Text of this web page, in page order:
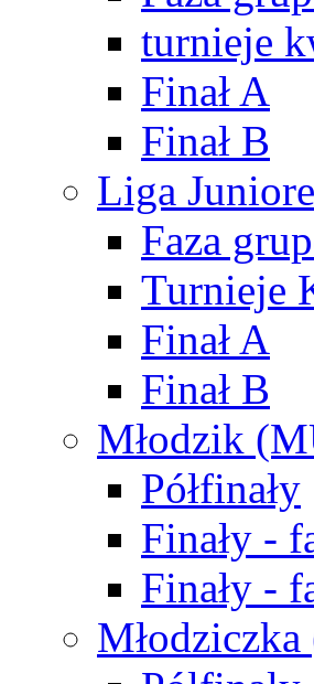
turnieje
Finał A
Finał B
Liga
Faza
Turnieje
Finał A
Finał B
Młodzik
Półfinały
Finały -
Finały -